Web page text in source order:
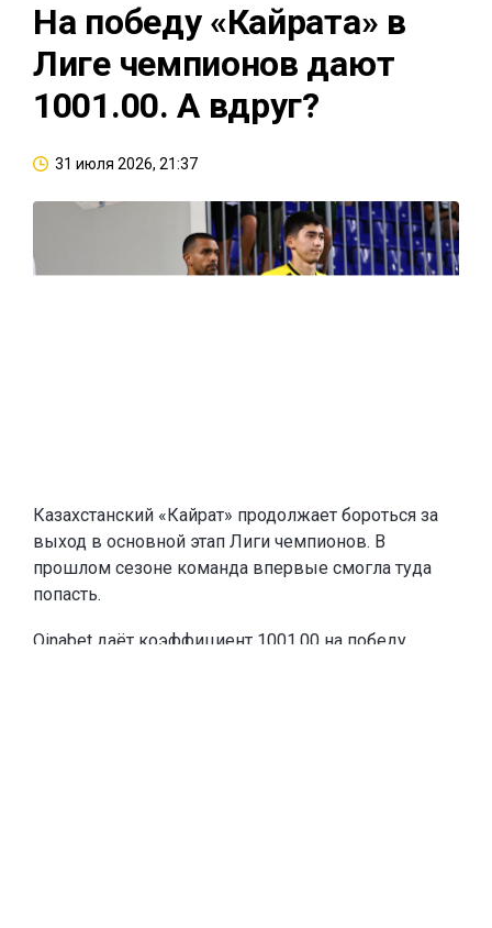
На победу «Кайрата» в
Лиге чемпионов дают
1001.00. А вдруг?
31 июля 2026, 21:37
Казахстанский «Кайрат» продолжает бороться за
выход в основной этап Лиги чемпионов. В
прошлом сезоне команда впервые смогла туда
попасть.
Oinabet даёт коэффициент 1001.00 на победу